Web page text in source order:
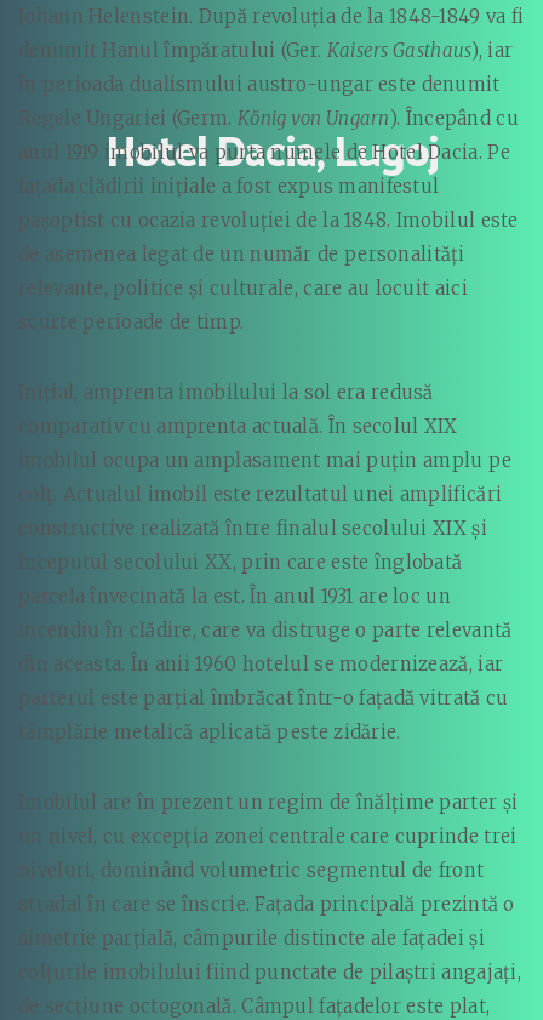
Hotel Dacia, Lugoj
Johann Helenstein. După revoluția de la 1848-1849 va fi
denumit Hanul împăratului (Ger. Kaisers Gasthaus), iar
în perioada dualismului austro-ungar este denumit
Regele Ungariei (Germ. König von Ungarn). Începând cu
anul 1919 imobilul va purta numele de Hotel Dacia. Pe
fațada clădirii inițiale a fost expus manifestul
pașoptist cu ocazia revoluției de la 1848. Imobilul este
de asemenea legat de un număr de personalități
relevante, politice și culturale, care au locuit aici
scurte perioade de timp.
Inițial, amprenta imobilului la sol era redusă
comparativ cu amprenta actuală. În secolul XIX
imobilul ocupa un amplasament mai puțin amplu pe
colț. Actualul imobil este rezultatul unei amplificări
constructive realizată între finalul secolului XIX și
începutul secolului XX, prin care este înglobată
parcela învecinată la est. În anul 1931 are loc un
incendiu în clădire, care va distruge o parte relevantă
din aceasta. În anii 1960 hotelul se modernizează, iar
parterul este parțial îmbrăcat într-o fațadă vitrată cu
tâmplărie metalică aplicată peste zidărie.
Imobilul are în prezent un regim de înălțime parter și
un nivel, cu excepția zonei centrale care cuprinde trei
niveluri, dominând volumetric segmentul de front
stradal în care se înscrie. Fațada principală prezintă o
simetrie parțială, câmpurile distincte ale fațadei și
colțurile imobilului fiind punctate de pilaștri angajați,
de secțiune octogonală. Câmpul fațadelor este plat,